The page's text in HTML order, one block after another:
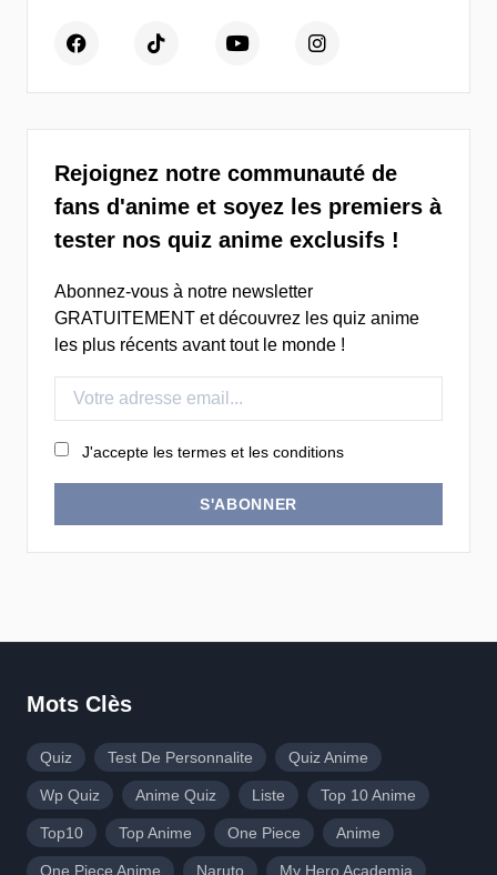
Rejoignez notre communauté de
fans d'anime et soyez les premiers à
tester nos quiz anime exclusifs !
Abonnez-vous à notre newsletter
GRATUITEMENT et découvrez les quiz anime
les plus récents avant tout le monde !
J'accepte les termes et les conditions
S'ABONNER
Mots Clès
Quiz Test De Personnalite Quiz Anime
Wp Quiz Anime Quiz Liste Top 10 Anime
Top10 Top Anime One Piece Anime
One Piece Anime Naruto My Hero Academia